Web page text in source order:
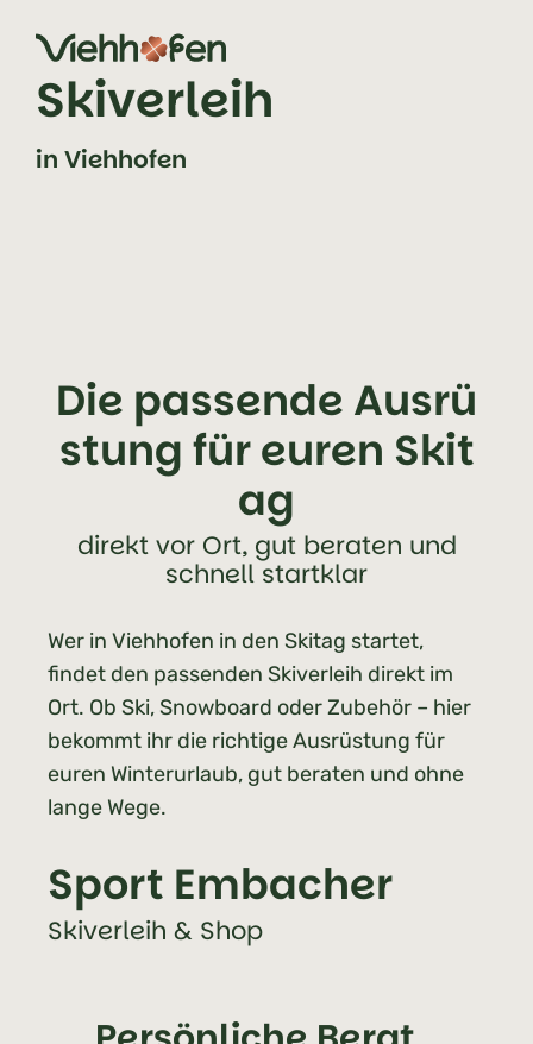
Zum Inhalt springen (Alt+0)
Zum Hauptmenü springen (Alt+1)
Skiverleih
in Viehhofen
Die passende Ausrü
stung für euren Skit
ag
direkt vor Ort, gut beraten und
schnell startklar
Wer in Viehhofen in den Skitag startet,
findet den passenden Skiverleih direkt im
Ort. Ob Ski, Snowboard oder Zubehör – hier
bekommt ihr die richtige Ausrüstung für
euren Winterurlaub, gut beraten und ohne
lange Wege.
Sport Embacher
Skiverleih & Shop